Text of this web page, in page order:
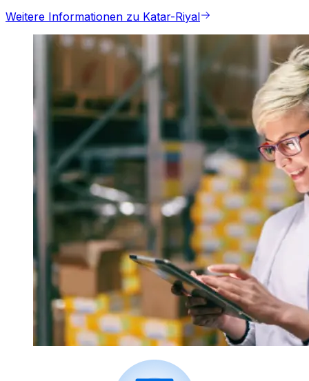
Weitere Informationen zu Katar-Riyal